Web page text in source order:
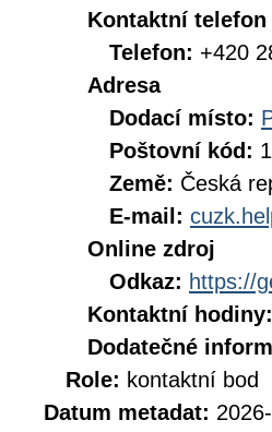
Kontaktní telefon
Telefon: +420
Adresa
Dodací místo:
Poštovní kód:
Země: Česká
E-mail:
Online zdroj
Odkaz: https://
Kontaktní hodiny:
Dodatečné
Role: kontaktní bod
Datum metadat: